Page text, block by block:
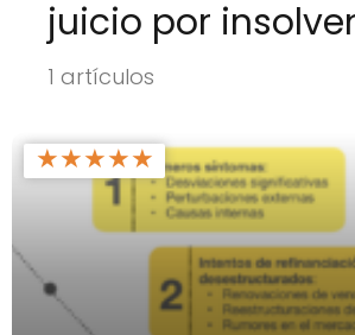
juicio por
1 artículos
★★★★★